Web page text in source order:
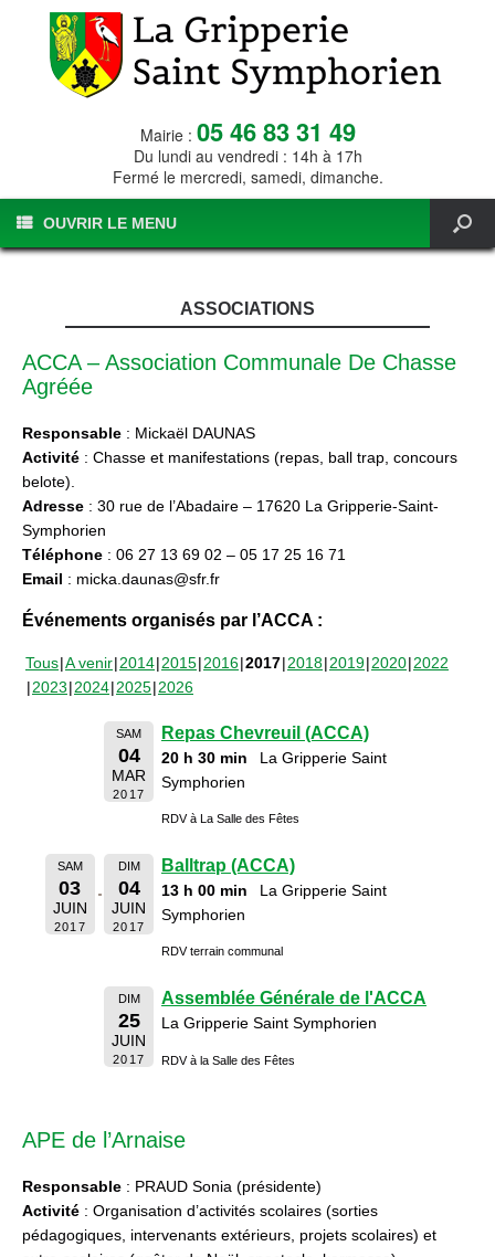
Mairie : 05 46 83 31 49
Du lundi au vendredi : 14h à 17h
Fermé le mercredi, samedi, dimanche.
OUVRIR LE MENU
ASSOCIATIONS
ACCA – Association Communale De Chasse
Agréée
Responsable : Mickaël DAUNAS
Activité : Chasse et manifestations (repas, ball trap, concours
belote).
Adresse : 30 rue de l’Abadaire – 17620 La Gripperie-Saint-
Symphorien
Téléphone : 06 27 13 69 02 – 05 17 25 16 71
Email : micka.daunas@sfr.fr
Événements organisés par l’ACCA :
Tous A venir 2014 2015 2016 2017 2018 2019 2020 2022
2023 2024 2025 2026
SAM
04
MAR
2017
Repas Chevreuil (ACCA)
20 h 30 min
La Gripperie Saint
Symphorien
RDV à La Salle des Fêtes
SAM
03
JUIN
2017
DIM
04
JUIN
2017
Balltrap (ACCA)
13 h 00 min
La Gripperie Saint
Symphorien
RDV terrain communal
DIM
25
JUIN
2017
Assemblée Générale de l'ACCA
La Gripperie Saint Symphorien
RDV à la Salle des Fêtes
APE de l’Arnaise
Responsable : PRAUD Sonia (présidente)
Activité : Organisation d’activités scolaires (sorties
pédagogiques, intervenants extérieurs, projets scolaires) et